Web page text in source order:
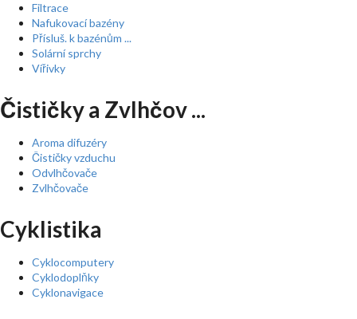
Filtrace
Nafukovací bazény
Přísluš. k bazénům ...
Solární sprchy
Vířivky
Čističky a Zvlhčov ...
Aroma difuzéry
Čističky vzduchu
Odvlhčovače
Zvlhčovače
Cyklistika
Cyklocomputery
Cyklodoplňky
Cyklonavigace